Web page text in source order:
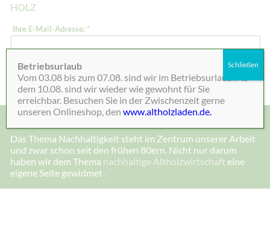
HOLZ
-
a
s
e
*
E
-
Ihre E-Mail-Adresse: *
Absenden
Das Thema Nachhaltigkeit steht im Zentrum unserer Arbeit
und zwar schon seit den frühen 80ern. Nicht nur darum
haben wir dem Thema nachhaltige Altholzwirtschaft eine
eigene Seite gewidmet .
Betriebsurlaub
Vom 03.08 bis zum 07.08. sind wir im Betriebsurlaub. Ab
dem 10.08. sind wir wieder wie gewohnt für Sie
erreichbar. Besuchen Sie in der Zwischenzeit gerne
unseren Onlineshop, denwww.altholzladen.de.
Schließen